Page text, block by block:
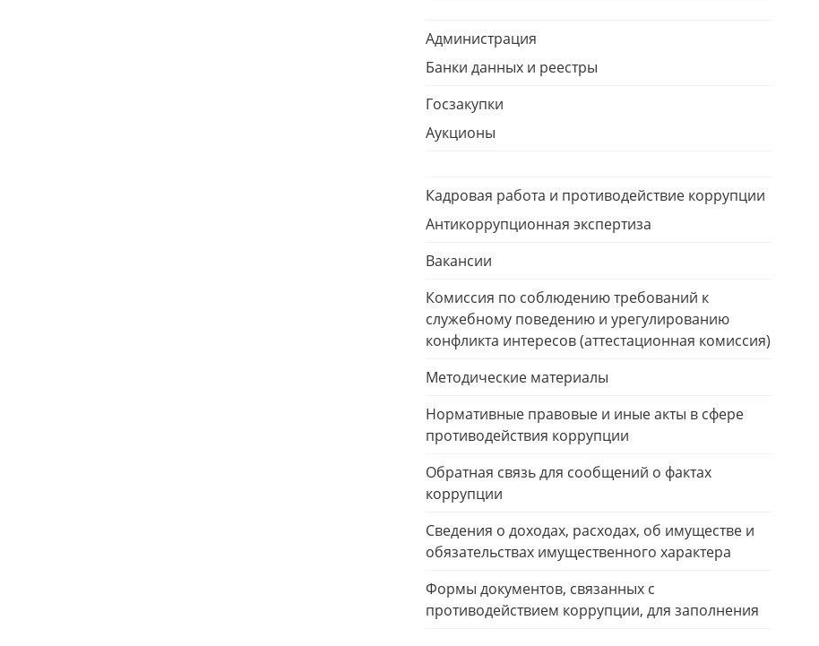
Администрация
Банки данных и реестры
Госзакупки
Аукционы
Кадровая работа и противодействие коррупции
Антикоррупционная экспертиза
Вакансии
Комиссия по соблюдению требований к
служебному поведению и урегулированию
конфликта интересов (аттестационная комиссия)
Методические материалы
Нормативные правовые и иные акты в сфере
противодействия коррупции
Обратная связь для сообщений о фактах
коррупции
Сведения о доходах, расходах, об имуществе и
обязательствах имущественного характера
Формы документов, связанных с
противодействием коррупции, для заполнения